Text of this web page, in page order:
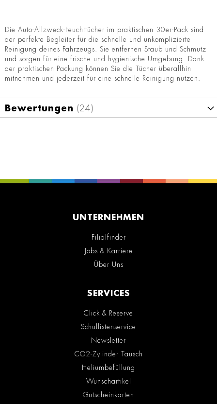
Die Auto-Allzweck-Feuchttücher im praktischen 30er-Pack sind
der perfekte Begleiter für die schnelle und unkomplizierte
Reinigung deines Fahrzeugs. Sie entfernen Staub und Schmutz
und sorgen für eine frische und hygienische Umgebung. Dank
der praktischen Packung können Sie die Tücher überallhin
mitnehmen und jederzeit für eine schnelle Reinigung nutzen.
Bewertungen 24
UNTERNEHMEN
Filialfinder
Jobs & Karriere
Über Uns
SERVICES
Click & Reserve
Schullistenservice
Newsletter
CO2-Zylinder Tausch
Heliumbefüllung
Wunschartikel
Gutscheinkarten